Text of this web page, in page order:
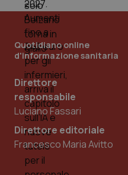
Quotidiano online
d'informazione sanitaria
Direttore
responsabile
Luciano Fassari
Direttore editoriale
Francesco Maria Avitto
Nome
_ga_0VMQEQKQ1N
Nome
VISITOR_INFO1_LIVE